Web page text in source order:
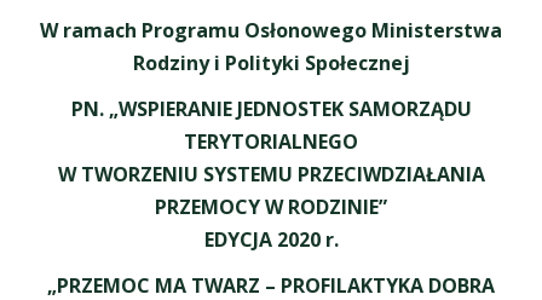
W ramach Programu Osłonowego Ministerstwa
Rodziny i Polityki Społecznej
PN. „WSPIERANIE JEDNOSTEK SAMORZĄDU
TERYTORIALNEGO
W TWORZENIU SYSTEMU PRZECIWDZIAŁANIA
PRZEMOCY W RODZINIE”
EDYCJA 2020 r.
„PRZEMOC MA TWARZ – PROFILAKTYKA DOBRA